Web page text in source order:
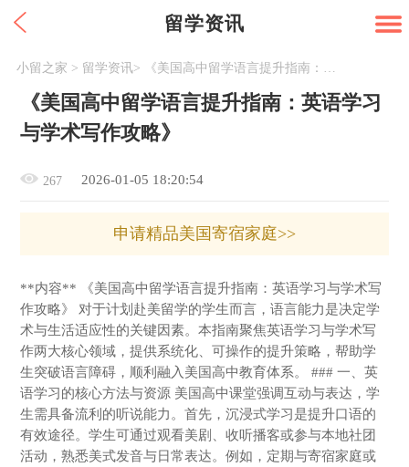
留学资讯
小留之家 > 留学资讯>
《美国高中留学语言提升指南：英语学习
与学术写作攻略》
267 2026-01-05 18:20:54
申请精品美国寄宿家庭>>
**内容** 《美国高中留学语言提升指南：英语学习与学术写
作攻略》 对于计划赴美留学的学生而言，语言能力是决定学
术与生活适应性的关键因素。本指南聚焦英语学习与学术写
作两大核心领域，提供系统化、可操作的提升策略，帮助学
生突破语言障碍，顺利融入美国高中教育体系。 ### 一、英
语学习的核心方法与资源 美国高中课堂强调互动与表达，学
生需具备流利的听说能力。首先，沉浸式学习是提升口语的
有效途径。学生可通过观看美剧、收听播客或参与本地社团
活动，熟悉美式发音与日常表达。例如，定期与寄宿家庭或